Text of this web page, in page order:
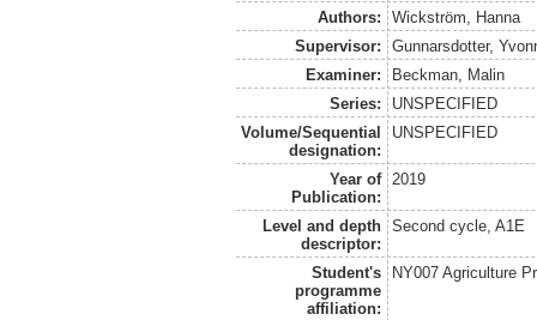
Authors:
Wickström, Hanna
Supervisor:
Gunnarsdotter,
Examiner:
Beckman, Malin
Series:
UNSPECIFIED
Volume/Sequential
designation:
UNSPECIFIED
Year of
Publication:
2019
Level and depth
descriptor:
Second cycle, A1E
Student's
programme
affiliation:
NY007 Agriculture